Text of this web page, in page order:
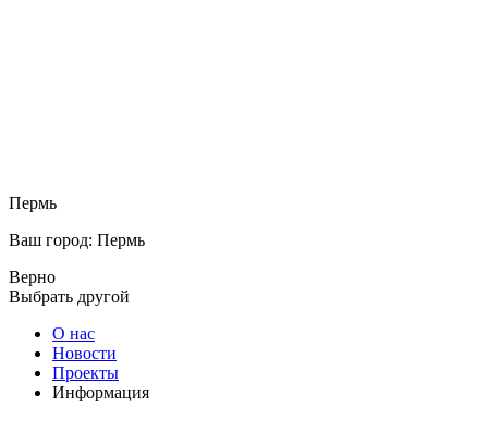
Пермь
Ваш город: Пермь
Верно
Выбрать другой
О нас
Новости
Проекты
Информация